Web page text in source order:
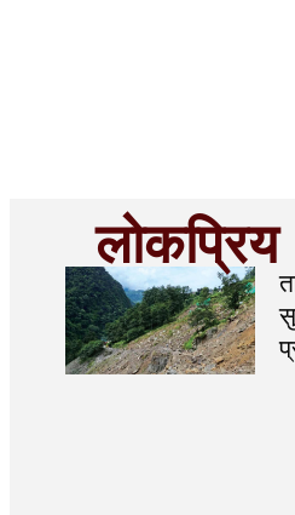
लोकप्रिय